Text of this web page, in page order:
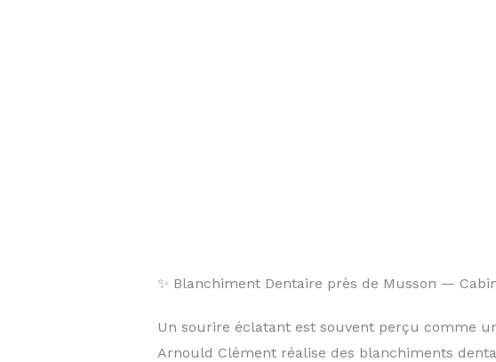
✨ Blanchiment Dentaire près de Musson —
Un sourire éclatant est souvent perçu comme
Arnould Clément réalise des blanchiments